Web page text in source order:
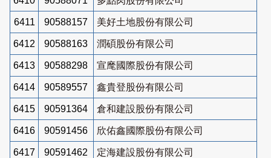
6411 90588157 美好土地股份有限公司
6412 90588163 潤碩股份有限公司
6413 90588298 宣麾國際股份有限公司
6414 90589557 鑫貴登股份有限公司
6415 90591364 倉和建設股份有限公司
6416 90591456 欣佑鑫國際股份有限公司
6417 90591462 定海建設股份有限公司